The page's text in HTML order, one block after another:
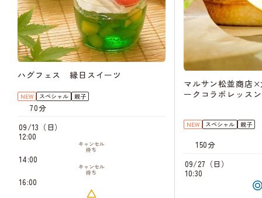
ハグフェス 縁日スイーツ
NEW スペシャル 親子
70分
09/13（日）
12:00
キャンセル
待ち
14:00
キャンセル
待ち
16:00
マルサン松並商店
ークコラボレッスン
NEW スペシャル 親子
150分
09/27（日）
10:30